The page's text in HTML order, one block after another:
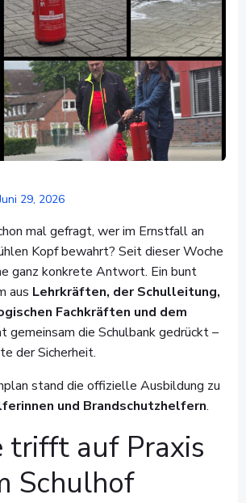
29, 2026
mal gefragt, wer im Ernstfall an
Kopf bewahrt? Seit dieser Woche
ganz konkrete Antwort. Ein bunt
aus Lehrkräften, der Schulleitung,
Fachkräften und dem
gemeinsam die Schulbank gedrückt –
der Sicherheit.
stand die offizielle Ausbildung zu
und Brandschutzhelfern.
trifft auf Praxis
Schulhof